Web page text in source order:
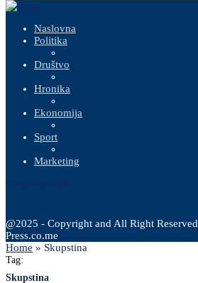
Naslovna
Politika
Društvo
Hronika
Ekonomija
Sport
Marketing
@2025 - Copyright and All Right Reserved
Press.co.me
Home » Skupstina
Tag:
Skupstina